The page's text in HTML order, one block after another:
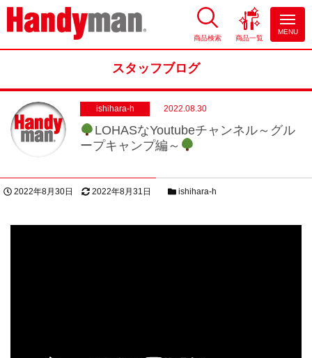
お風呂やキッチンのリフォーム
商品検索 商品一覧
MENU
スタッフブログ
ishihara-h 2022.08.30
LOHASなYoutubeチャンネル～グル
ープキャンプ編～
投稿日
2022年8月30日 更新日
2022年8月31日
スタッフブログカテゴリー
ishihara-h